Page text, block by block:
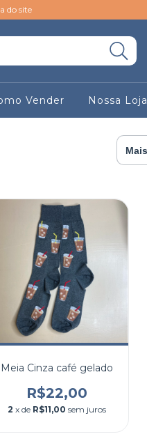
do site
Vender Nossa Loja
Meia Cinza café gelado
R$22,00
2 x de R$11,00 sem juros